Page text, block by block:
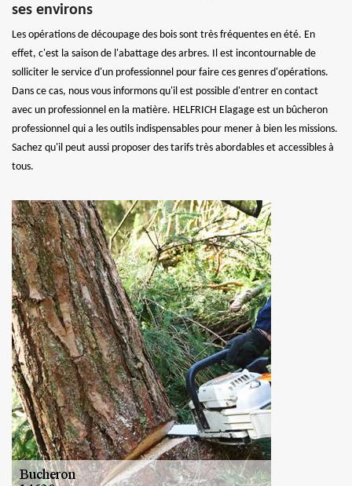
ses environs
Les opérations de découpage des bois sont très fréquentes en été. En
effet, c'est la saison de l'abattage des arbres. Il est incontournable de
solliciter le service d'un professionnel pour faire ces genres d'opérations.
Dans ce cas, nous vous informons qu'il est possible d'entrer en contact
avec un professionnel en la matière. HELFRICH Elagage est un bûcheron
professionnel qui a les outils indispensables pour mener à bien les missions.
Sachez qu'il peut aussi proposer des tarifs très abordables et accessibles à
tous.